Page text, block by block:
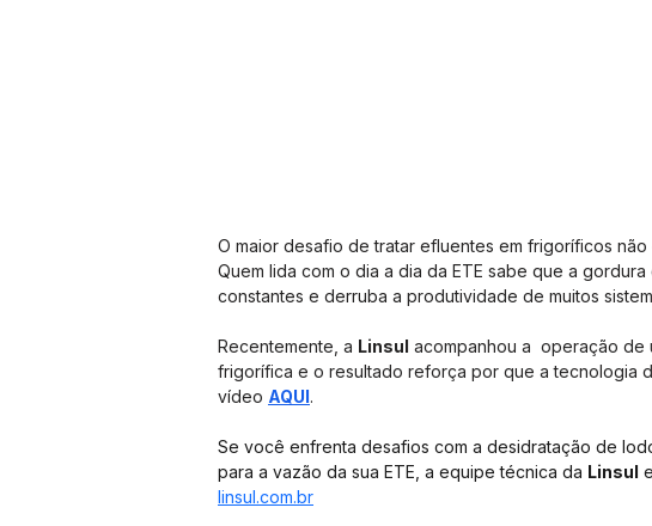
O maior desafio de tratar efluentes em frigoríficos
Quem lida com o dia a dia da ETE sabe que a
constantes e derruba a produtividade de muitos
Recentemente, a Linsul acompanhou a  operação de
frigorífica e o resultado reforça por que a tecnologia
vídeo AQUI.
Se você enfrenta desafios com a desidratação de
para a vazão da sua ETE, a equipe técnica da Linsul
linsul.com.br